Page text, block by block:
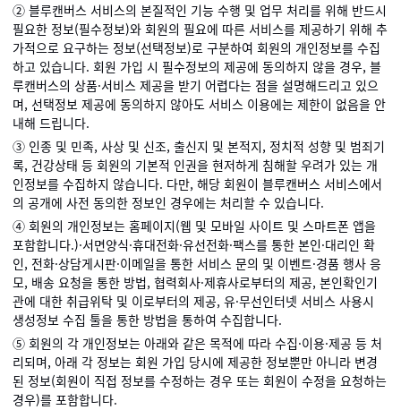
② 블루캔버스 서비스의 본질적인 기능 수행 및 업무 처리를 위해 반드시
필요한 정보(필수정보)와 회원의 필요에 따른 서비스를 제공하기 위해 추
가적으로 요구하는 정보(선택정보)로 구분하여 회원의 개인정보를 수집
하고 있습니다. 회원 가입 시 필수정보의 제공에 동의하지 않을 경우, 블
루캔버스의 상품·서비스 제공을 받기 어렵다는 점을 설명해드리고 있으
며, 선택정보 제공에 동의하지 않아도 서비스 이용에는 제한이 없음을 안
내해 드립니다.
③ 인종 및 민족, 사상 및 신조, 출신지 및 본적지, 정치적 성향 및 범죄기
록, 건강상태 등 회원의 기본적 인권을 현저하게 침해할 우려가 있는 개
인정보를 수집하지 않습니다. 다만, 해당 회원이 블루캔버스 서비스에서
의 공개에 사전 동의한 정보인 경우에는 처리할 수 있습니다.
④ 회원의 개인정보는 홈페이지(웹 및 모바일 사이트 및 스마트폰 앱을
포함합니다.)·서면양식·휴대전화·유선전화·팩스를 통한 본인·대리인 확
인, 전화·상담게시판·이메일을 통한 서비스 문의 및 이벤트·경품 행사 응
모, 배송 요청을 통한 방법, 협력회사·제휴사로부터의 제공, 본인확인기
관에 대한 취급위탁 및 이로부터의 제공, 유·무선인터넷 서비스 사용시
생성정보 수집 툴을 통한 방법을 통하여 수집합니다.
⑤ 회원의 각 개인정보는 아래와 같은 목적에 따라 수집·이용·제공 등 처
리되며, 아래 각 정보는 회원 가입 당시에 제공한 정보뿐만 아니라 변경
된 정보(회원이 직접 정보를 수정하는 경우 또는 회원이 수정을 요청하는
경우)를 포함합니다.